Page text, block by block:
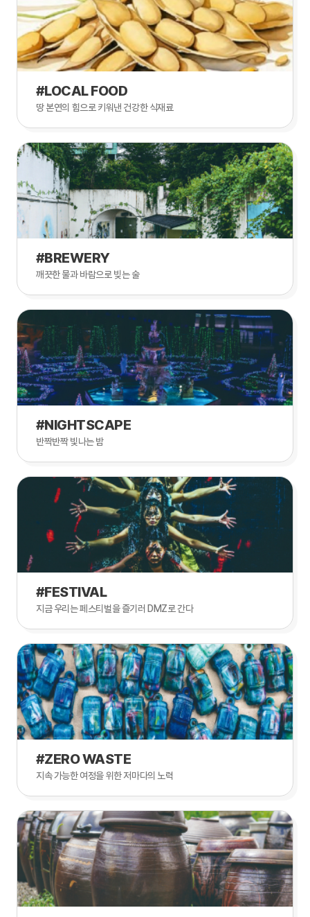
#LOCAL FOOD
땅 본연의 힘으로 키워낸 건강한 식재료
#BREWERY
깨끗한 물과 바람으로 빚는 술
#NIGHTSCAPE
반짝반짝 빛나는 밤
#FESTIVAL
지금 우리는 페스티벌을 즐기러 DMZ로 간다
#ZERO WASTE
지속 가능한 여정을 위한 저마다의 노력